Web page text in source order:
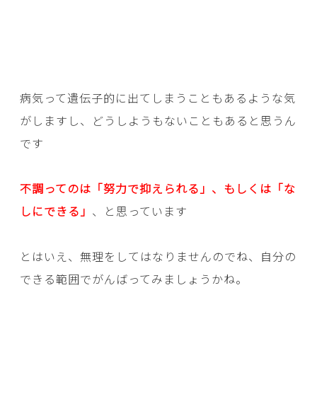
病気って遺伝子的に出てしまうこともあるような気
がしますし、どうしようもないこともあると思うん
です
不調ってのは「努力で抑えられる」、もしくは「な
しにできる」 、と思っています
とはいえ、無理をしてはなりませんのでね、自分の
できる範囲でがんばってみましょうかね。